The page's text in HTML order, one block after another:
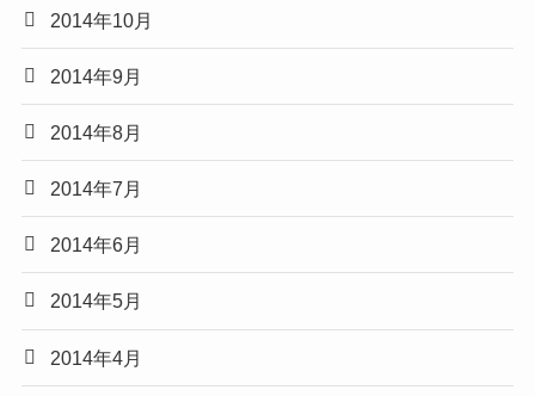
2014年10月
2014年9月
2014年8月
2014年7月
2014年6月
2014年5月
2014年4月